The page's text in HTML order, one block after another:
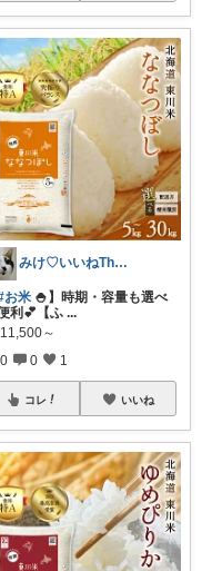
みけ♡いいねThanks☆
お米 🍚】時期・容量も選べ
利💕【ふ ...
11,500～
0 0 1
コレ いいね